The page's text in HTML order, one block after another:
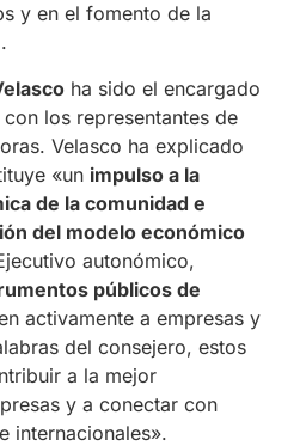
y en el fomento de la
ha sido el encargado
los representantes de
Velasco ha explicado
«un impulso a la
de la comunidad e
del modelo económico
autonómico,
públicos de
activamente a empresas y
del consejero, estos
a la mejor
y a conectar con
internacionales».